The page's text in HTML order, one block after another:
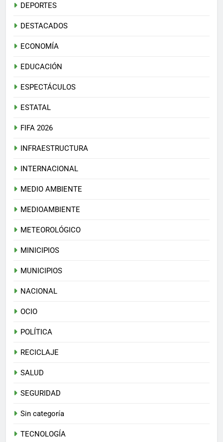
DEPORTES
DESTACADOS
ECONOMÍA
EDUCACIÓN
ESPECTÁCULOS
ESTATAL
FIFA 2026
INFRAESTRUCTURA
INTERNACIONAL
MEDIO AMBIENTE
MEDIOAMBIENTE
METEOROLÓGICO
MINICIPIOS
MUNICIPIOS
NACIONAL
OCIO
POLÍTICA
RECICLAJE
SALUD
SEGURIDAD
Sin categoría
TECNOLOGÍA